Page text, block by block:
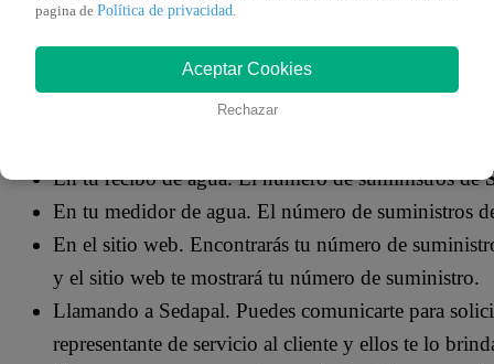
CÓMO VER EL NÚMERO DE
En tu recibo de agua. El número de suministros de
En tu medidor de agua. El número de suministros
En el sitio web. Encontrarás tu número de
y el sitio web te mostrará tu número de suministro.
Llamando a Sedapal. Puedes comunicarte para
representante de servicio al cliente y ellos te lo
pagina de Política de privacidad
Aceptar Cookies
Rechazar